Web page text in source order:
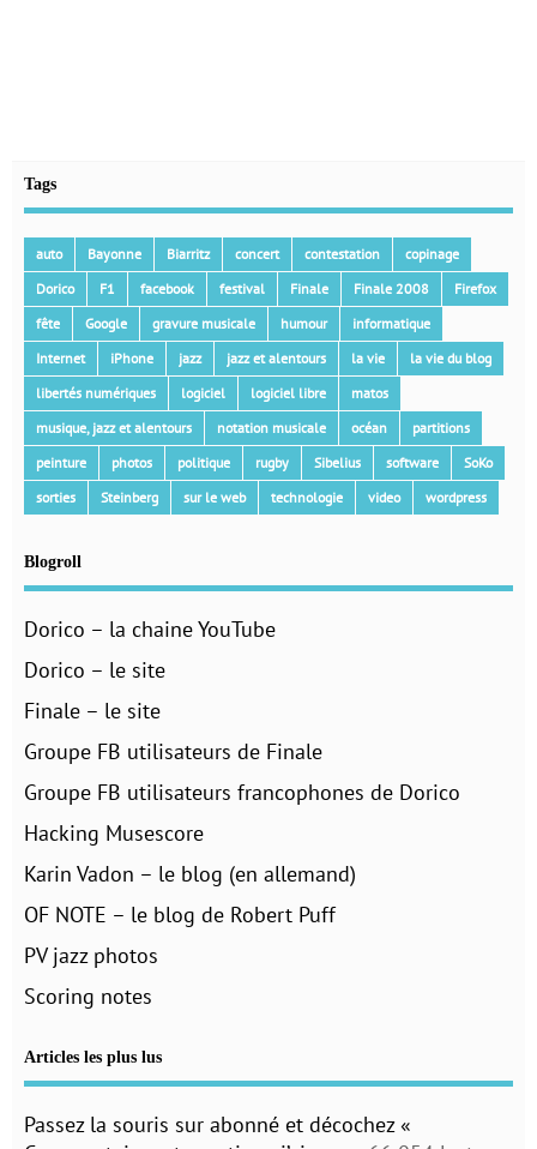
Tags
auto Bayonne Biarritz concert contestation
copinage
Dorico
F1 facebook festival Finale Finale 2008
Firefox
fête
Google gravure musicale humour
informatique
Internet
iPhone jazz jazz et alentours la vie
la vie du blog
libertés numériques
logiciel logiciel libre
matos
musique, jazz et alentours
notation musicale océan
partitions
peinture
photos politique rugby Sibelius software
SoKo
sorties
Steinberg sur le web technologie video wordpress
Blogroll
Dorico – la chaine YouTube
Dorico – le site
Finale – le site
Groupe FB utilisateurs de Finale
Groupe FB utilisateurs francophones de Dorico
Hacking Musescore
Karin Vadon – le blog (en allemand)
OF NOTE – le blog de Robert Puff
PV jazz photos
Scoring notes
Articles les plus lus
Passez la souris sur abonné et décochez «